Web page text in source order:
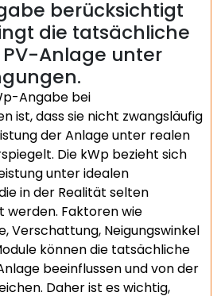
berücksichtigt
die tatsächliche
Anlage unter
Angabe bei
ist, dass sie nicht zwangsläufig
der Anlage unter realen
Die kWp bezieht sich
unter idealen
in der Realität selten
werden. Faktoren wie
Verschattung, Neigungswinkel
können die tatsächliche
beeinflussen und von der
Daher ist es wichtig,